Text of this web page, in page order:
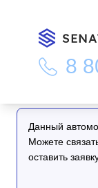
8
Главная Каталог/
Данный
Можете
оставить